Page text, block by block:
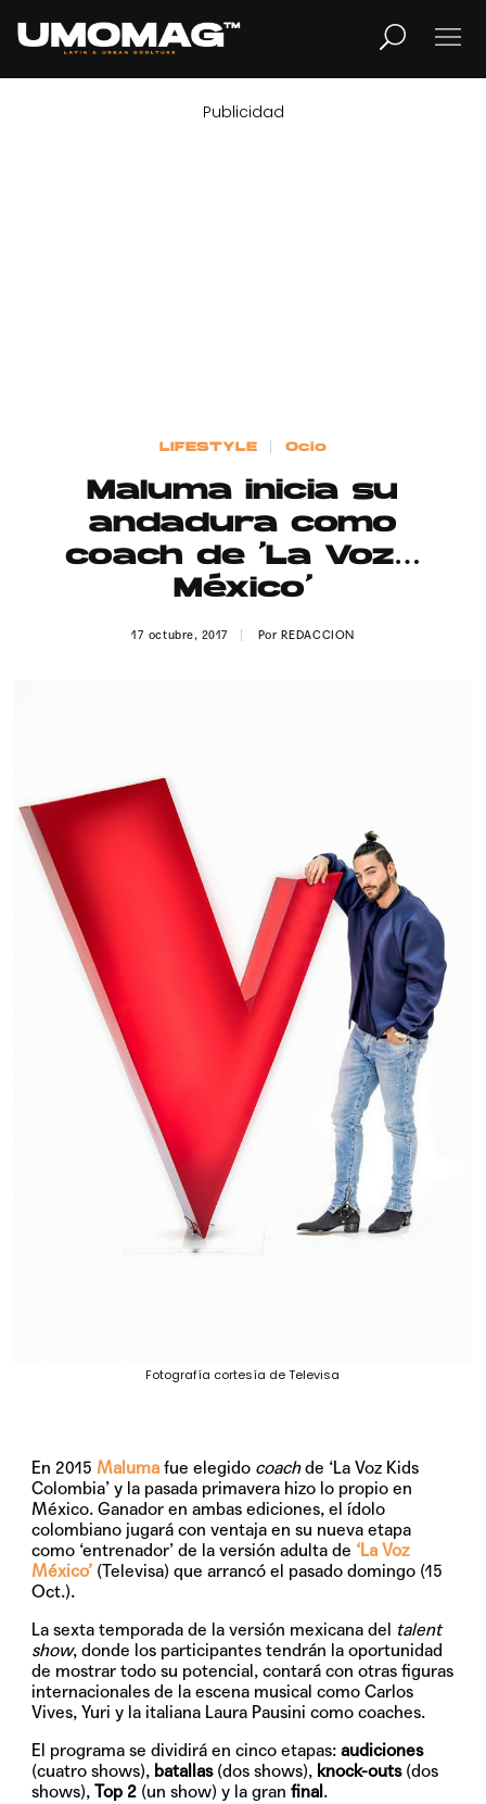
LIFESTYLE
Contacto
Aviso Legal
Publicidad
LIFESTYLE Ocio
Maluma inicia su
andadura como
coach de ‘La Voz…
México’
17 octubre, 2017 Por REDACCION
Fotografía cortesía de Televisa
En 2015Maluma fue elegido coachde ‘La Voz Kids
Colombia’ y la pasada primavera hizo lo propio en
México. Ganador en ambas ediciones, el ídolo
colombiano jugará con ventaja en su nueva etapa
como ‘entrenador’ de la versión adulta de ‘La Voz
México’ (Televisa) que arrancó el pasado domingo (15
Oct.).
La sexta temporada de la versión mexicana del talent
show, donde los participantes tendrán la oportunidad
de mostrar todo su potencial, contará con otras figuras
internacionales de la escena musical como Carlos
Vives, Yuri y la italiana Laura Pausini como coaches.
El programa se dividirá en cinco etapas:audiciones
(cuatro shows), batallas(dos shows), knock-outs(dos
shows),Top 2 (un show) y la granfinal.